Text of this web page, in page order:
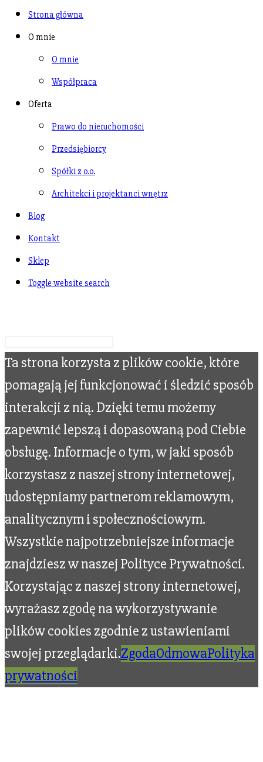
Strona główna
O mnie
O mnie
Współpraca
Oferta
Prawo do nieruchomości
Przedsiębiorcy
Spółki z o.o.
Architekci i projektanci wnętrz
Blog
Kontakt
Sklep
Toggle website search
Ta strona korzysta z plików cookie, które
pomagają jej funkcjonować i śledzić sposób
interakcji z nią. Dzięki temu możemy
zapewnić lepszą i dopasowaną pod Ciebie
obsługę. Informacje o tym, w jaki sposób
korzystasz z naszej strony internetowej,
udostępniamy partnerom reklamowym,
analitycznym i społecznościowym.
Wszystkie najpotrzebniejsze informacje
znajdziesz w naszej Polityce Prywatności.
Korzystając z naszej strony internetowej,
wyrażasz zgodę na wykorzystywanie
plików cookies zgodnie z ustawieniami
swojej przeglądarki.ZgodaOdmowaPolityka
prywatności